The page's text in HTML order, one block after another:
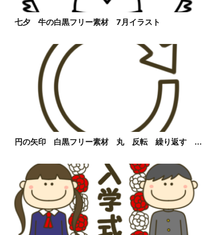
七夕 牛の白黒フリー素材 7月イラスト
円の矢印 白黒フリー素材 丸 反転 繰り返す ...